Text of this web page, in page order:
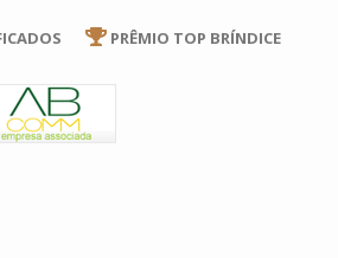
PRÊMIO TOP BRÍNDICE